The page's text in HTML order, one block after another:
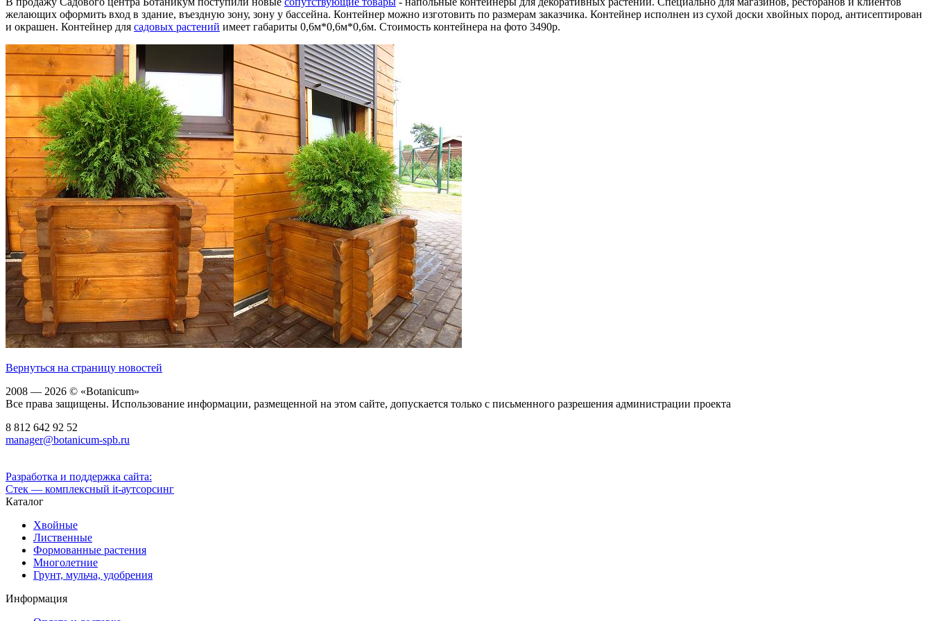
желающих оформить вход в здание, въездную зону, зону у бассейна. Контейнер можно изготовить по размерам заказчика. Контейнер исполнен из сухой доски хвойных пород, антисептирован
и окрашен. Контейнер для садовых растений имеет габариты 0,6м*0,6м*0,6м. Стоимость контейнера на фото 3490р.
Вернуться на страницу новостей
2008 — 2026 © «Botanicum»
Все права защищены. Использование информации, размещенной на этом сайте, допускается только с письменного разрешения администрации проекта
8 812 642 92 52
manager@botanicum-spb.ru
Разработка и поддержка сайта:
Стек — комплексный it-аутсорсинг
Каталог
Хвойные
Лиственные
Формованные растения
Многолетние
Грунт, мульча, удобрения
Информация